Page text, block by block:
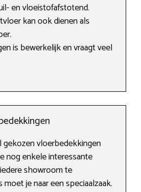
en vloeistofafstotend.
kan ook dienen als
is bewerkelijk en vraagt veel
gekozen vloerbedekkingen
nog enkele interessante
showroom te
je naar een speciaalzaak.